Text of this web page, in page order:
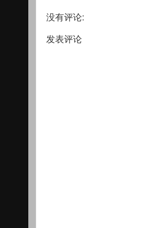
没有评论:
发表评论